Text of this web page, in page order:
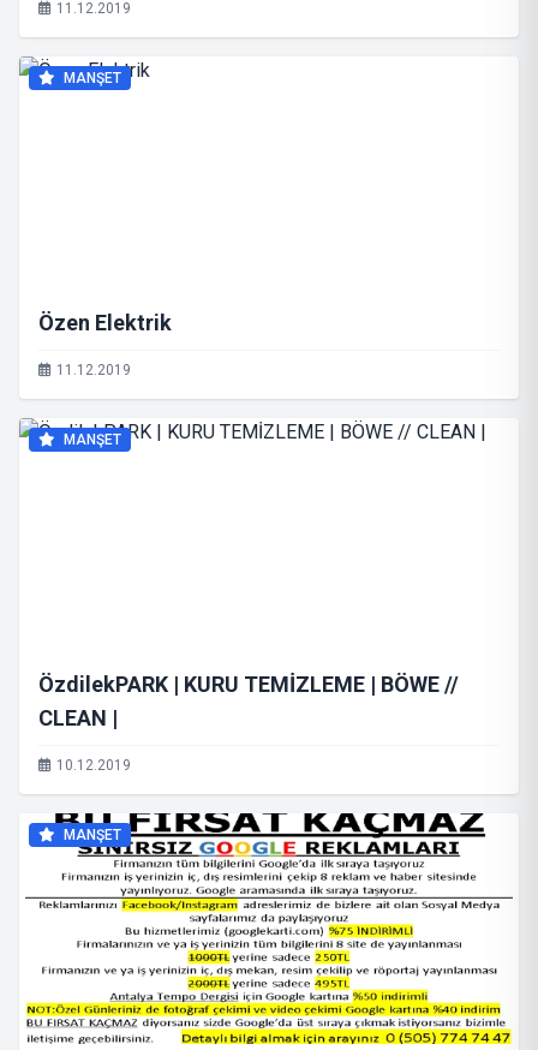
11.12.2019
MANŞET
Özen Elektrik
11.12.2019
MANŞET
ÖzdilekPARK | KURU TEMİZLEME | BÖWE //
CLEAN |
10.12.2019
MANŞET